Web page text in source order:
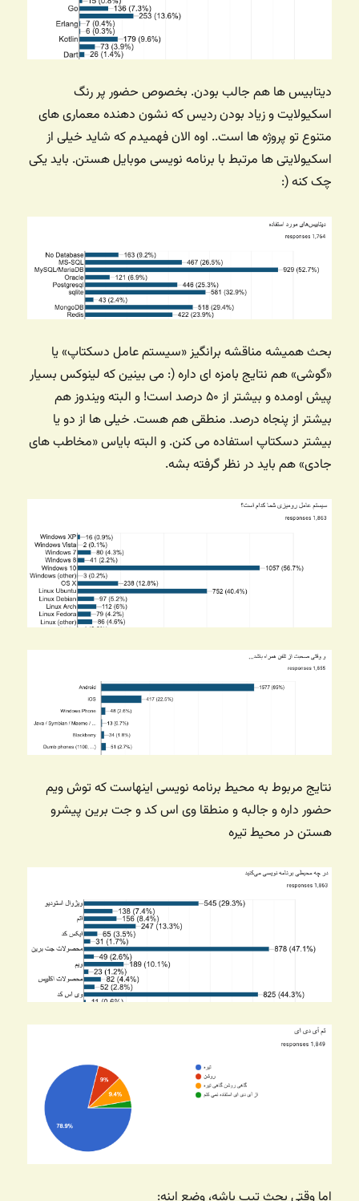
دیتابیس ها هم جالب بودن. بخصوص حضور پر رنگ
اسکیولایت و زیاد بودن ردیس که نشون دهنده معماری های
متنوع تو پروژه ها است.. اوه الان فهمیدم که شاید خیلی از
اسکیولایتی ها مرتبط با برنامه نویسی موبایل هستن. باید یکی
چک کنه (:
بحث همیشه مناقشه برانگیز «سیستم عامل دسکتاپ» یا
«گوشی» هم نتایج بامزه ای داره (: می بینین که لینوکس بسیار
پیش اومده و بیشتر از ۵۰ درصد است! و البته ویندوز هم
بیشتر از پنجاه درصد. منطقی هم هست. خیلی ها از دو یا
بیشتر دسکتاپ استفاده می کنن. و البته بایاس «مخاطب های
جادی» هم باید در نظر گرفته بشه.
نتایج مربوط به محیط برنامه نویسی اینهاست که توش ویم
حضور داره و جالبه و منطقا وی اس کد و جت برین پیشرو
هستن در محیط تیره